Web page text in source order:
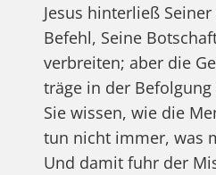
Jesus hinterließ
Befehl, Seine
verbreiten; aber die
träge in der Befolgung
Sie wissen, wie die
tun nicht immer, was
Und damit fuhr der